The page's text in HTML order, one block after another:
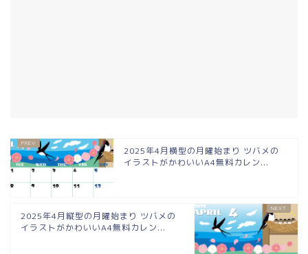
2025年4月横型の月曜始まり ツバメの
イラストがかわいいA4無料カレン...
2025年4月縦型の月曜始まり ツバメの
イラストがかわいいA4無料カレン...